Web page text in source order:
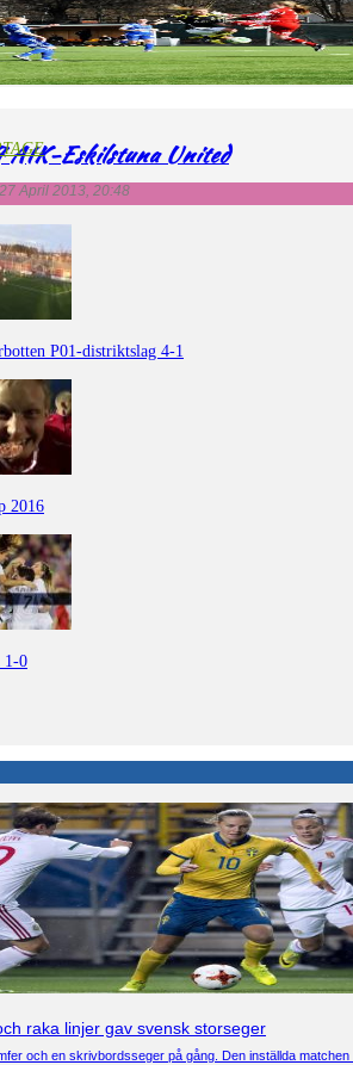
FC Malmö – Mallbackens IF
April 2013, 20:54
AIK-Eskilstuna United
April 2013, 20:48
P01-distriktslag 4-1
2016
1-0
raka linjer gav svensk storseger
och en skrivbordsseger på gång. Den inställda